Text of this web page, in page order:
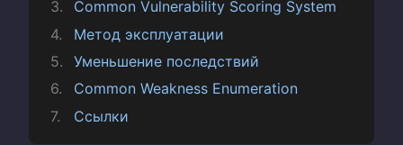
Common Vulnerability Scoring System
Метод эксплуатации
Уменьшение последствий
Common Weakness Enumeration
Ссылки